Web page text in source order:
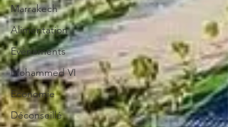
Marrakech
Alimentation
Evénements
Mohammed VI
Economie
Déconseillé